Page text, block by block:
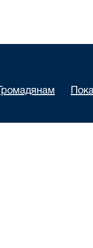
Громадянам